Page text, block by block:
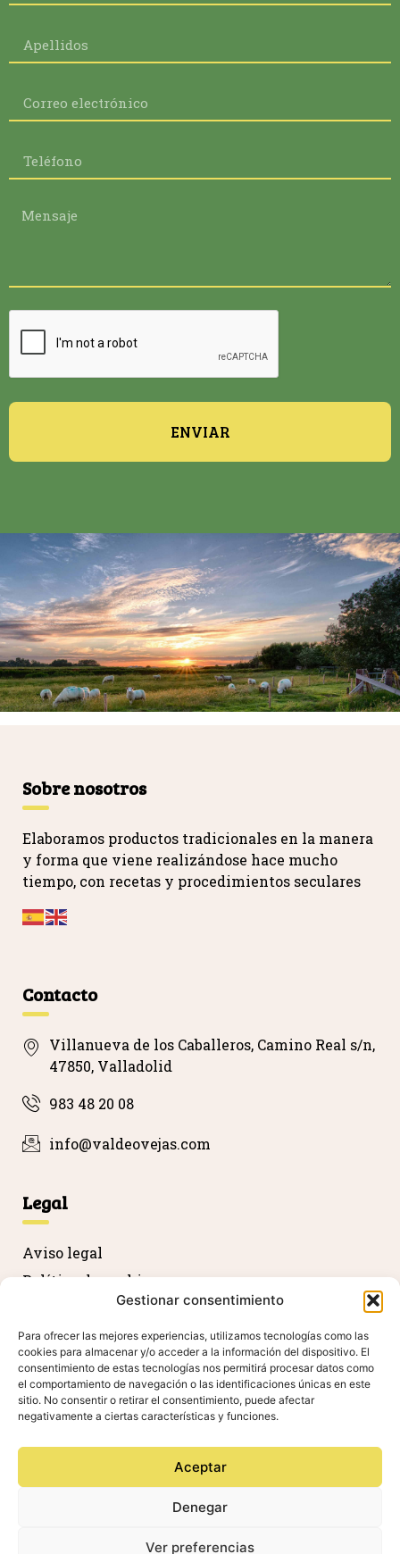
Gestionar consentimiento
Para ofrecer las mejores experiencias, utilizamos tecnologías como las
cookies para almacenar y/o acceder a la información del dispositivo. El
consentimiento de estas tecnologías nos permitirá procesar datos como
el comportamiento de navegación o las identificaciones únicas en este
sitio. No consentir o retirar el consentimiento, puede afectar
negativamente a ciertas características y funciones.
Aceptar
Denegar
Ver preferencias
ENVIAR
Sobre nosotros
Elaboramos productos tradicionales en la manera
y forma que viene realizándose hace mucho
tiempo, con recetas y procedimientos seculares
Contacto
Villanueva de los Caballeros, Camino Real s/n,
47850, Valladolid
983 48 20 08
info@valdeovejas.com
Legal
Aviso legal
Política de cookies
Política de privacidad
Devolución y reembolso
Declaración de accesibilidad
Agradecimientos